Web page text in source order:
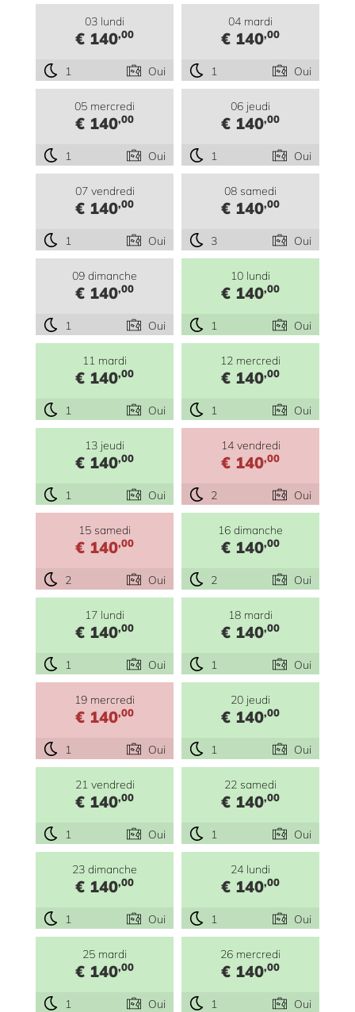
03 lundi
€ 140,00
1 Oui
04 mardi
€ 140,00
1 Oui
05 mercredi
€ 140,00
1 Oui
06 jeudi
€ 140,00
1 Oui
07 vendredi
€ 140,00
1 Oui
08 samedi
€ 140,00
3 Oui
09 dimanche
€ 140,00
1 Oui
10 lundi
€ 140,00
1 Oui
11 mardi
€ 140,00
1 Oui
12 mercredi
€ 140,00
1 Oui
13 jeudi
€ 140,00
1 Oui
14 vendredi
€ 140,00
2 Oui
15 samedi
€ 140,00
2 Oui
16 dimanche
€ 140,00
2 Oui
17 lundi
€ 140,00
1 Oui
18 mardi
€ 140,00
1 Oui
19 mercredi
€ 140,00
1 Oui
20 jeudi
€ 140,00
1 Oui
21 vendredi
€ 140,00
1 Oui
22 samedi
€ 140,00
1 Oui
23 dimanche
€ 140,00
1 Oui
24 lundi
€ 140,00
1 Oui
25 mardi
€ 140,00
1 Oui
26 mercredi
€ 140,00
1 Oui